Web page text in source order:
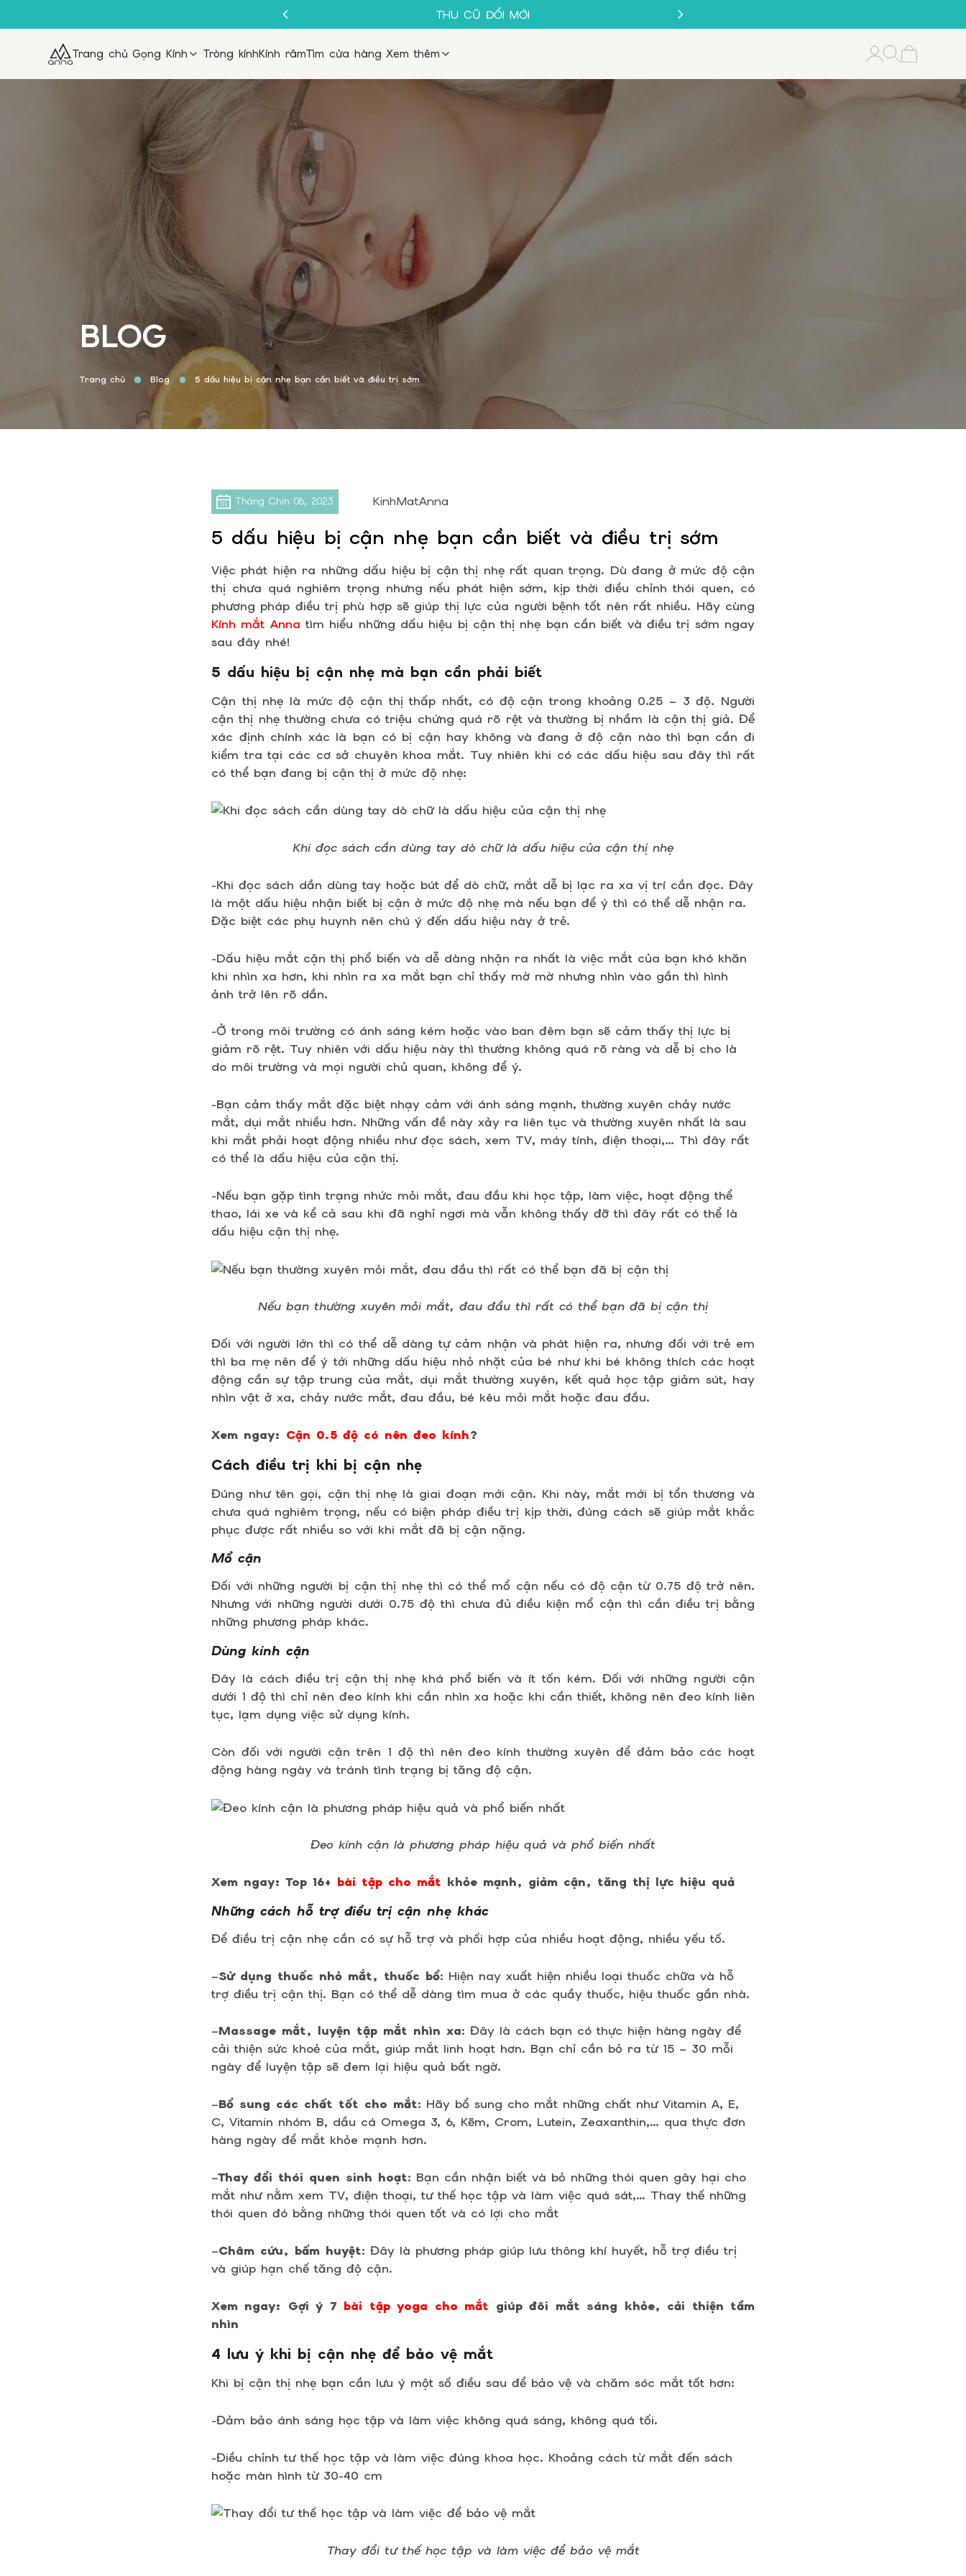
THU CŨ ĐỔI MỚI
GỌNG KÍNH 1K
GỌNG KÍNH 1K
Trang chủ Gọng Kính Tròng kínhKính râmTìm cửa hàng Xem thêm
BLOG
Trang chủ Blog 5 dấu hiệu bị cận nhẹ bạn cần biết và điều trị sớm
Tháng Chín 06, 2023 KinhMatAnna
5 dấu hiệu bị cận nhẹ bạn cần biết và điều trị sớm
Việc phát hiện ra những dấu hiệu bị cận thị nhẹ rất quan trọng. Dù đang ở mức độ cận
thị chưa quá nghiêm trọng nhưng nếu phát hiện sớm, kịp thời điều chỉnh thói quen, có
phương pháp điều trị phù hợp sẽ giúp thị lực của người bệnh tốt nên rất nhiều. Hãy cùng
Kính mắt Anna tìm hiểu những dấu hiệu bị cận thị nhẹ bạn cần biết và điều trị sớm ngay
sau đây nhé!
5 dấu hiệu bị cận nhẹ mà bạn cần phải biết
Cận thị nhẹ là mức độ cận thị thấp nhất, có độ cận trong khoảng 0.25 – 3 độ. Người
cận thị nhẹ thường chưa có triệu chứng quá rõ rệt và thường bị nhầm là cận thị giả. Để
xác định chính xác là bạn có bị cận hay không và đang ở độ cận nào thì bạn cần đi
kiểm tra tại các cơ sở chuyên khoa mắt. Tuy nhiên khi có các dấu hiệu sau đây thì rất
có thể bạn đang bị cận thị ở mức độ nhẹ:
Khi đọc sách cần dùng tay dò chữ là dấu hiệu của cận thị nhẹ
-Khi đọc sách dần dùng tay hoặc bút để dò chữ, mắt dễ bị lạc ra xa vị trí cần đọc. Đây
là một dấu hiệu nhận biết bị cận ở mức độ nhẹ mà nếu bạn để ý thì có thể dễ nhận ra.
Đặc biệt các phụ huynh nên chú ý đến dấu hiệu này ở trẻ.
-Dấu hiệu mắt cận thị phổ biến và dễ dàng nhận ra nhất là việc mắt của bạn khó khăn
khi nhìn xa hơn, khi nhìn ra xa mắt bạn chỉ thấy mờ mờ nhưng nhìn vào gần thì hình
ảnh trở lên rõ dần.
-Ở trong môi trường có ánh sáng kém hoặc vào ban đêm bạn sẽ cảm thấy thị lực bị
giảm rõ rệt. Tuy nhiên với dấu hiệu này thì thường không quá rõ ràng và dễ bị cho là
do môi trường và mọi người chủ quan, không để ý.
-Bạn cảm thấy mắt đặc biệt nhạy cảm với ánh sáng mạnh, thường xuyên chảy nước
mắt, dụi mắt nhiều hơn. Những vấn đề này xảy ra liên tục và thường xuyên nhất là sau
khi mắt phải hoạt động nhiều như đọc sách, xem TV, máy tính, điện thoại,… Thì đây rất
có thể là dấu hiệu của cận thị.
-Nếu bạn gặp tình trạng nhức mỏi mắt, đau đầu khi học tập, làm việc, hoạt động thể
thao, lái xe và kể cả sau khi đã nghỉ ngơi mà vẫn không thấy đỡ thì đây rất có thể là
dấu hiệu cận thị nhẹ.
Nếu bạn thường xuyên mỏi mắt, đau đầu thì rất có thể bạn đã bị cận thị
Đối với người lớn thì có thể dễ dàng tự cảm nhận và phát hiện ra, nhưng đối với trẻ em
thì ba mẹ nên để ý tới những dấu hiệu nhỏ nhặt của bé như khi bé không thích các hoạt
động cần sự tập trung của mắt, dụi mắt thường xuyên, kết quả học tập giảm sút, hay
nhìn vật ở xa, chảy nước mắt, đau đầu, bé kêu mỏi mắt hoặc đau đầu.
Xem ngay: Cận 0.5 độ có nên đeo kính?
Cách điều trị khi bị cận nhẹ
Đúng như tên gọi, cận thị nhẹ là giai đoạn mới cận. Khi này, mắt mới bị tổn thương và
chưa quá nghiêm trọng, nếu có biện pháp điều trị kịp thời, đúng cách sẽ giúp mắt khắc
phục được rất nhiều so với khi mắt đã bị cận nặng.
Mổ cận
Đối với những người bị cận thị nhẹ thì có thể mổ cận nếu có độ cận từ 0.75 độ trở nên.
Nhưng với những người dưới 0.75 độ thì chưa đủ điều kiện mổ cận thì cần điều trị bằng
những phương pháp khác.
Dùng kính cận
Đây là cách điều trị cận thị nhẹ khá phổ biến và ít tốn kém. Đối với những người cận
dưới 1 độ thì chỉ nên đeo kính khi cần nhìn xa hoặc khi cần thiết, không nên đeo kính liên
tục, lạm dụng việc sử dụng kính.
Còn đối với người cận trên 1 độ thì nên đeo kính thường xuyên để đảm bảo các hoạt
động hàng ngày và tránh tình trạng bị tăng độ cận.
Đeo kính cận là phương pháp hiệu quả và phổ biến nhất
Xem ngay: Top 16+ bài tập cho mắt khỏe mạnh, giảm cận, tăng thị lực hiệu quả
Những cách hỗ trợ điều trị cận nhẹ khác
Để điều trị cận nhẹ cần có sự hỗ trợ và phối hợp của nhiều hoạt động, nhiều yếu tố.
–Sử dụng thuốc nhỏ mắt, thuốc bổ: Hiện nay xuất hiện nhiều loại thuốc chữa và hỗ
trợ điều trị cận thị. Bạn có thể dễ dàng tìm mua ở các quầy thuốc, hiệu thuốc gần nhà.
–Massage mắt, luyện tập mắt nhìn xa: Đây là cách bạn có thực hiện hàng ngày để
cải thiện sức khoẻ của mắt, giúp mắt linh hoạt hơn. Bạn chỉ cần bỏ ra từ 15 – 30 mỗi
ngày để luyện tập sẽ đem lại hiệu quả bất ngờ.
–Bổ sung các chất tốt cho mắt: Hãy bổ sung cho mắt những chất như Vitamin A, E,
C, Vitamin nhóm B, dầu cá Omega 3, 6, Kẽm, Crom, Lutein, Zeaxanthin,… qua thực đơn
hàng ngày để mắt khỏe mạnh hơn.
–Thay đổi thói quen sinh hoạt: Bạn cần nhận biết và bỏ những thói quen gây hại cho
mắt như nằm xem TV, điện thoại, tư thế học tập và làm việc quá sát,… Thay thế những
thói quen đó bằng những thói quen tốt và có lợi cho mắt
–Châm cứu, bấm huyệt: Đây là phương pháp giúp lưu thông khí huyết, hỗ trợ điều trị
và giúp hạn chế tăng độ cận.
Xem ngay: Gợi ý 7 bài tập yoga cho mắt giúp đôi mắt sáng khỏe, cải thiện tầm
nhìn
4 lưu ý khi bị cận nhẹ để bảo vệ mắt
Khi bị cận thị nhẹ bạn cần lưu ý một số điều sau để bảo vệ và chăm sóc mắt tốt hơn:
-Đảm bảo ánh sáng học tập và làm việc không quá sáng, không quá tối.
-Điều chỉnh tư thế học tập và làm việc đúng khoa học. Khoảng cách từ mắt đến sách
hoặc màn hình từ 30-40 cm
Thay đổi tư thế học tập và làm việc để bảo vệ mắt